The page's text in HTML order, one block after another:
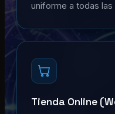
uniforme a todas
Tienda Online